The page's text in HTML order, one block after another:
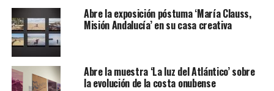
Abre la exposición póstuma ‘María Clauss,
Misión Andalucía’ en su casa creativa
Abre la muestra ‘La luz del Atlántico’ sobre
la evolución de la costa onubense